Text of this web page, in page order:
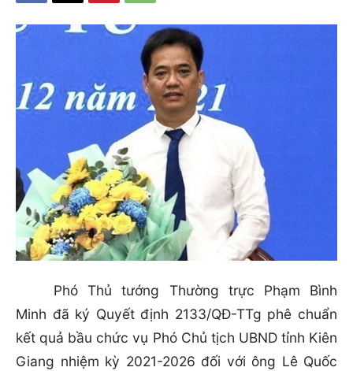
Phó Thủ tướng Thường trực Phạm Bình
Minh đã ký Quyết định 2133/QĐ-TTg phê chuẩn
kết quả bầu chức vụ Phó Chủ tịch UBND tỉnh Kiên
Giang nhiệm kỳ 2021-2026 đối với ông Lê Quốc